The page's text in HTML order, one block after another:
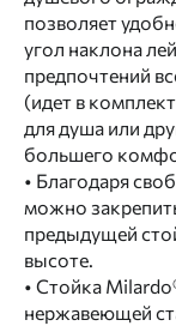
позволяет
угол наклона
предпочтений
(идет в
для душа или
большего
• Благодаря
можно
предыдущей
высоте.
• Стойка
нержавеющей